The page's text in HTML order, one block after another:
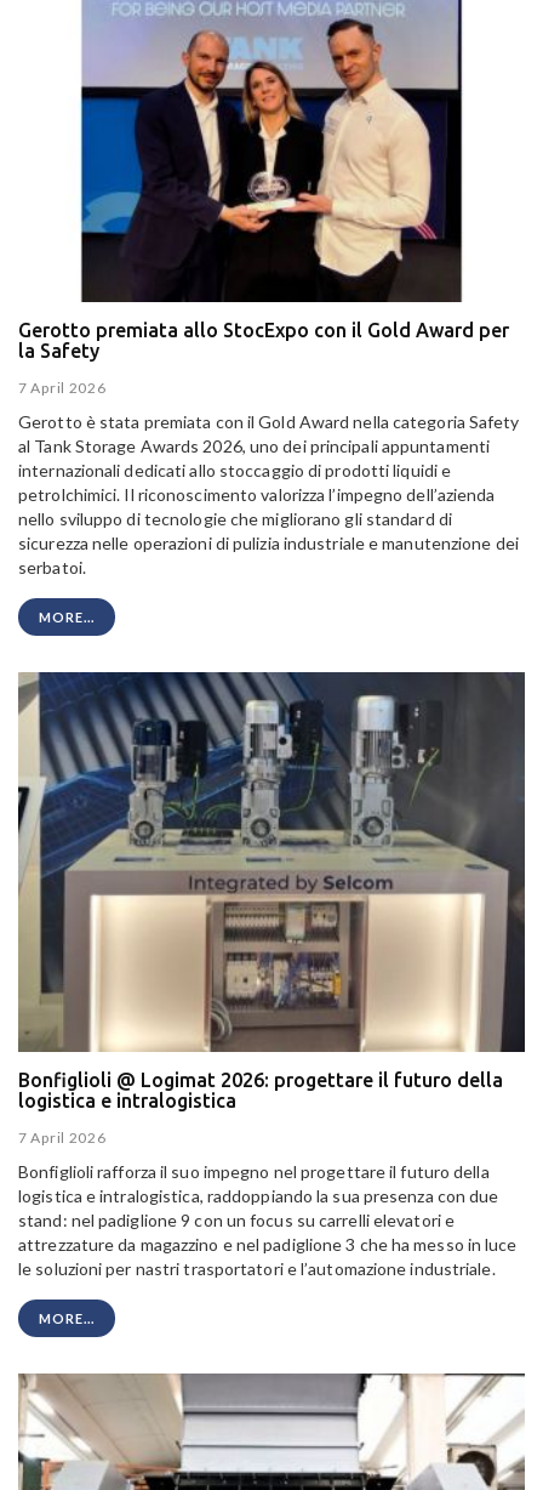
Gerotto premiata allo StocExpo con il Gold Award per
la Safety
7 April 2026
Gerotto è stata premiata con il Gold Award nella categoria Safety
al Tank Storage Awards 2026, uno dei principali appuntamenti
internazionali dedicati allo stoccaggio di prodotti liquidi e
petrolchimici. Il riconoscimento valorizza l’impegno dell’azienda
nello sviluppo di tecnologie che migliorano gli standard di
sicurezza nelle operazioni di pulizia industriale e manutenzione dei
serbatoi.
MORE...
Bonfiglioli @ Logimat 2026: progettare il futuro della
logistica e intralogistica
7 April 2026
Bonfiglioli rafforza il suo impegno nel progettare il futuro della
logistica e intralogistica, raddoppiando la sua presenza con due
stand: nel padiglione 9 con un focus su carrelli elevatori e
attrezzature da magazzino e nel padiglione 3 che ha messo in luce
le soluzioni per nastri trasportatori e l’automazione industriale.
MORE...